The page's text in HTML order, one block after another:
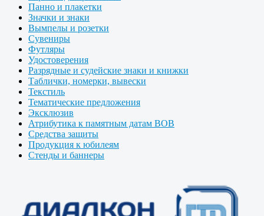
Панно и плакетки
Значки и знаки
Вымпелы и розетки
Сувениры
Футляры
Удостоверения
Разрядные и судейские знаки и книжки
Таблички, номерки, вывески
Текстиль
Тематические предложения
Эксклюзив
Атрибутика к памятным датам ВОВ
Средства защиты
Продукция к юбилеям
Стенды и баннеры